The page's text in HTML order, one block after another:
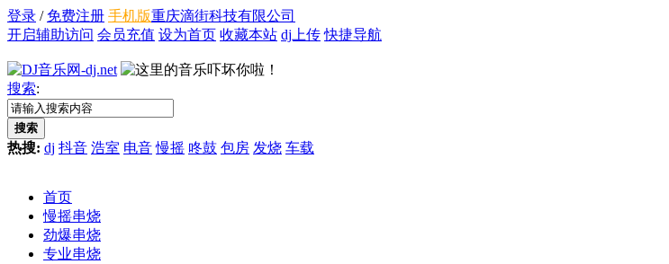
登录 / 免费注册 手机版重庆滴街科技有限公司
开启辅助访问 会员充值 设为首页 收藏本站 dj上传 快捷导航
搜索:
搜索
热搜: dj 抖音 浩室 电音 慢摇 咚鼓 包房 发烧 车载
首页
慢摇串烧
劲爆串烧
专业串烧